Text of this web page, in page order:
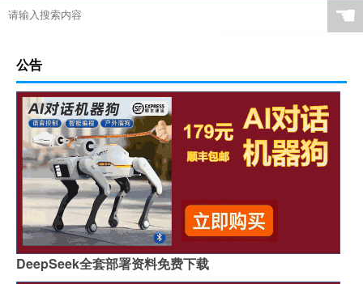
☚
公告
DeepSeek全套部署资料免费下载